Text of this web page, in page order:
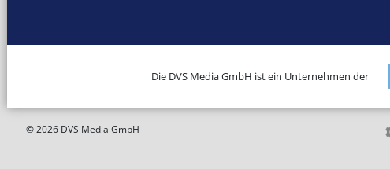
Die DVS Media GmbH ist ein Unternehmen der
© 2026 DVS Media GmbH